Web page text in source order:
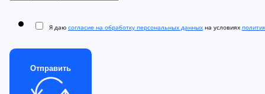
Я даю согласие на обработку персональных данных на условиях
Отправить